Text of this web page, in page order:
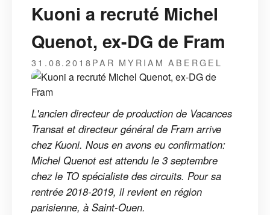
Kuoni a recruté Michel
Quenot, ex-DG de Fram
31.08.2018PAR MYRIAM ABERGEL
L'ancien directeur de production de Vacances
Transat et directeur général de Fram arrive
chez Kuoni. Nous en avons eu confirmation:
Michel Quenot est attendu le 3 septembre
chez le TO spécialiste des circuits. Pour sa
rentrée 2018-2019, il revient en région
parisienne, à Saint-Ouen.